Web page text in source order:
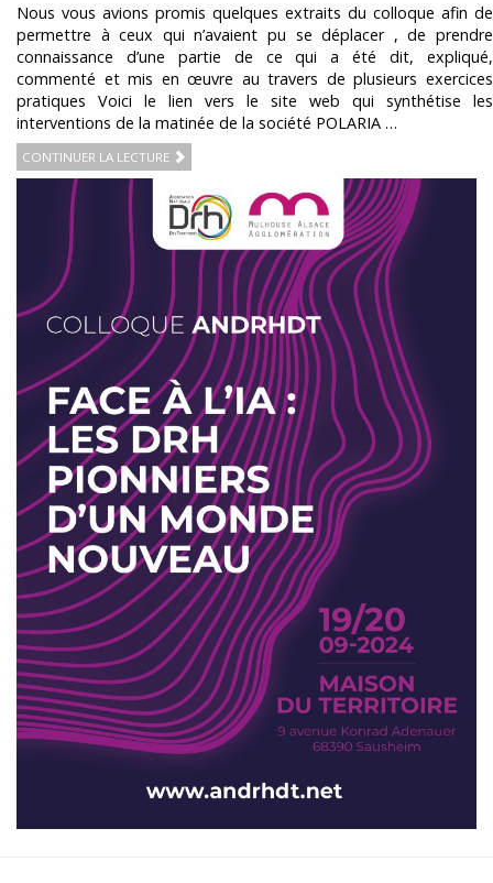
Nous vous avions promis quelques extraits du colloque afin de
permettre à ceux qui n’avaient pu se déplacer , de prendre
connaissance d’une partie de ce qui a été dit, expliqué,
commenté et mis en œuvre au travers de plusieurs exercices
pratiques Voici le lien vers le site web qui synthétise les
interventions de la matinée de la société POLARIA …
CONTINUER LA LECTURE